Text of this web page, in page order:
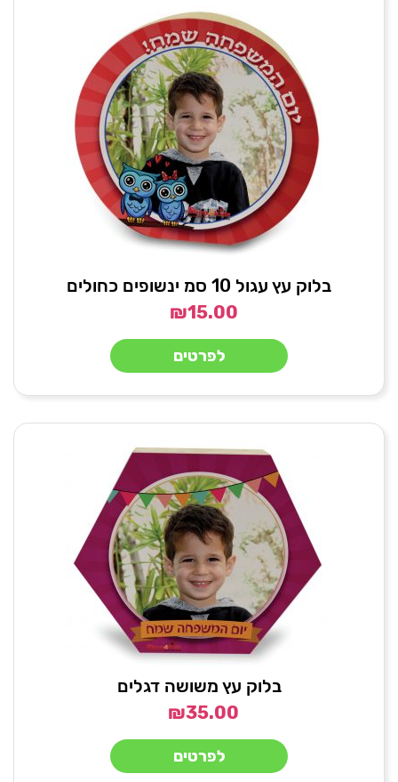
בלוק עץ עגול 10 סמ ינשופים כחולים
₪15.00
לפרטים
בלוק עץ משושה דגלים
₪35.00
לפרטים